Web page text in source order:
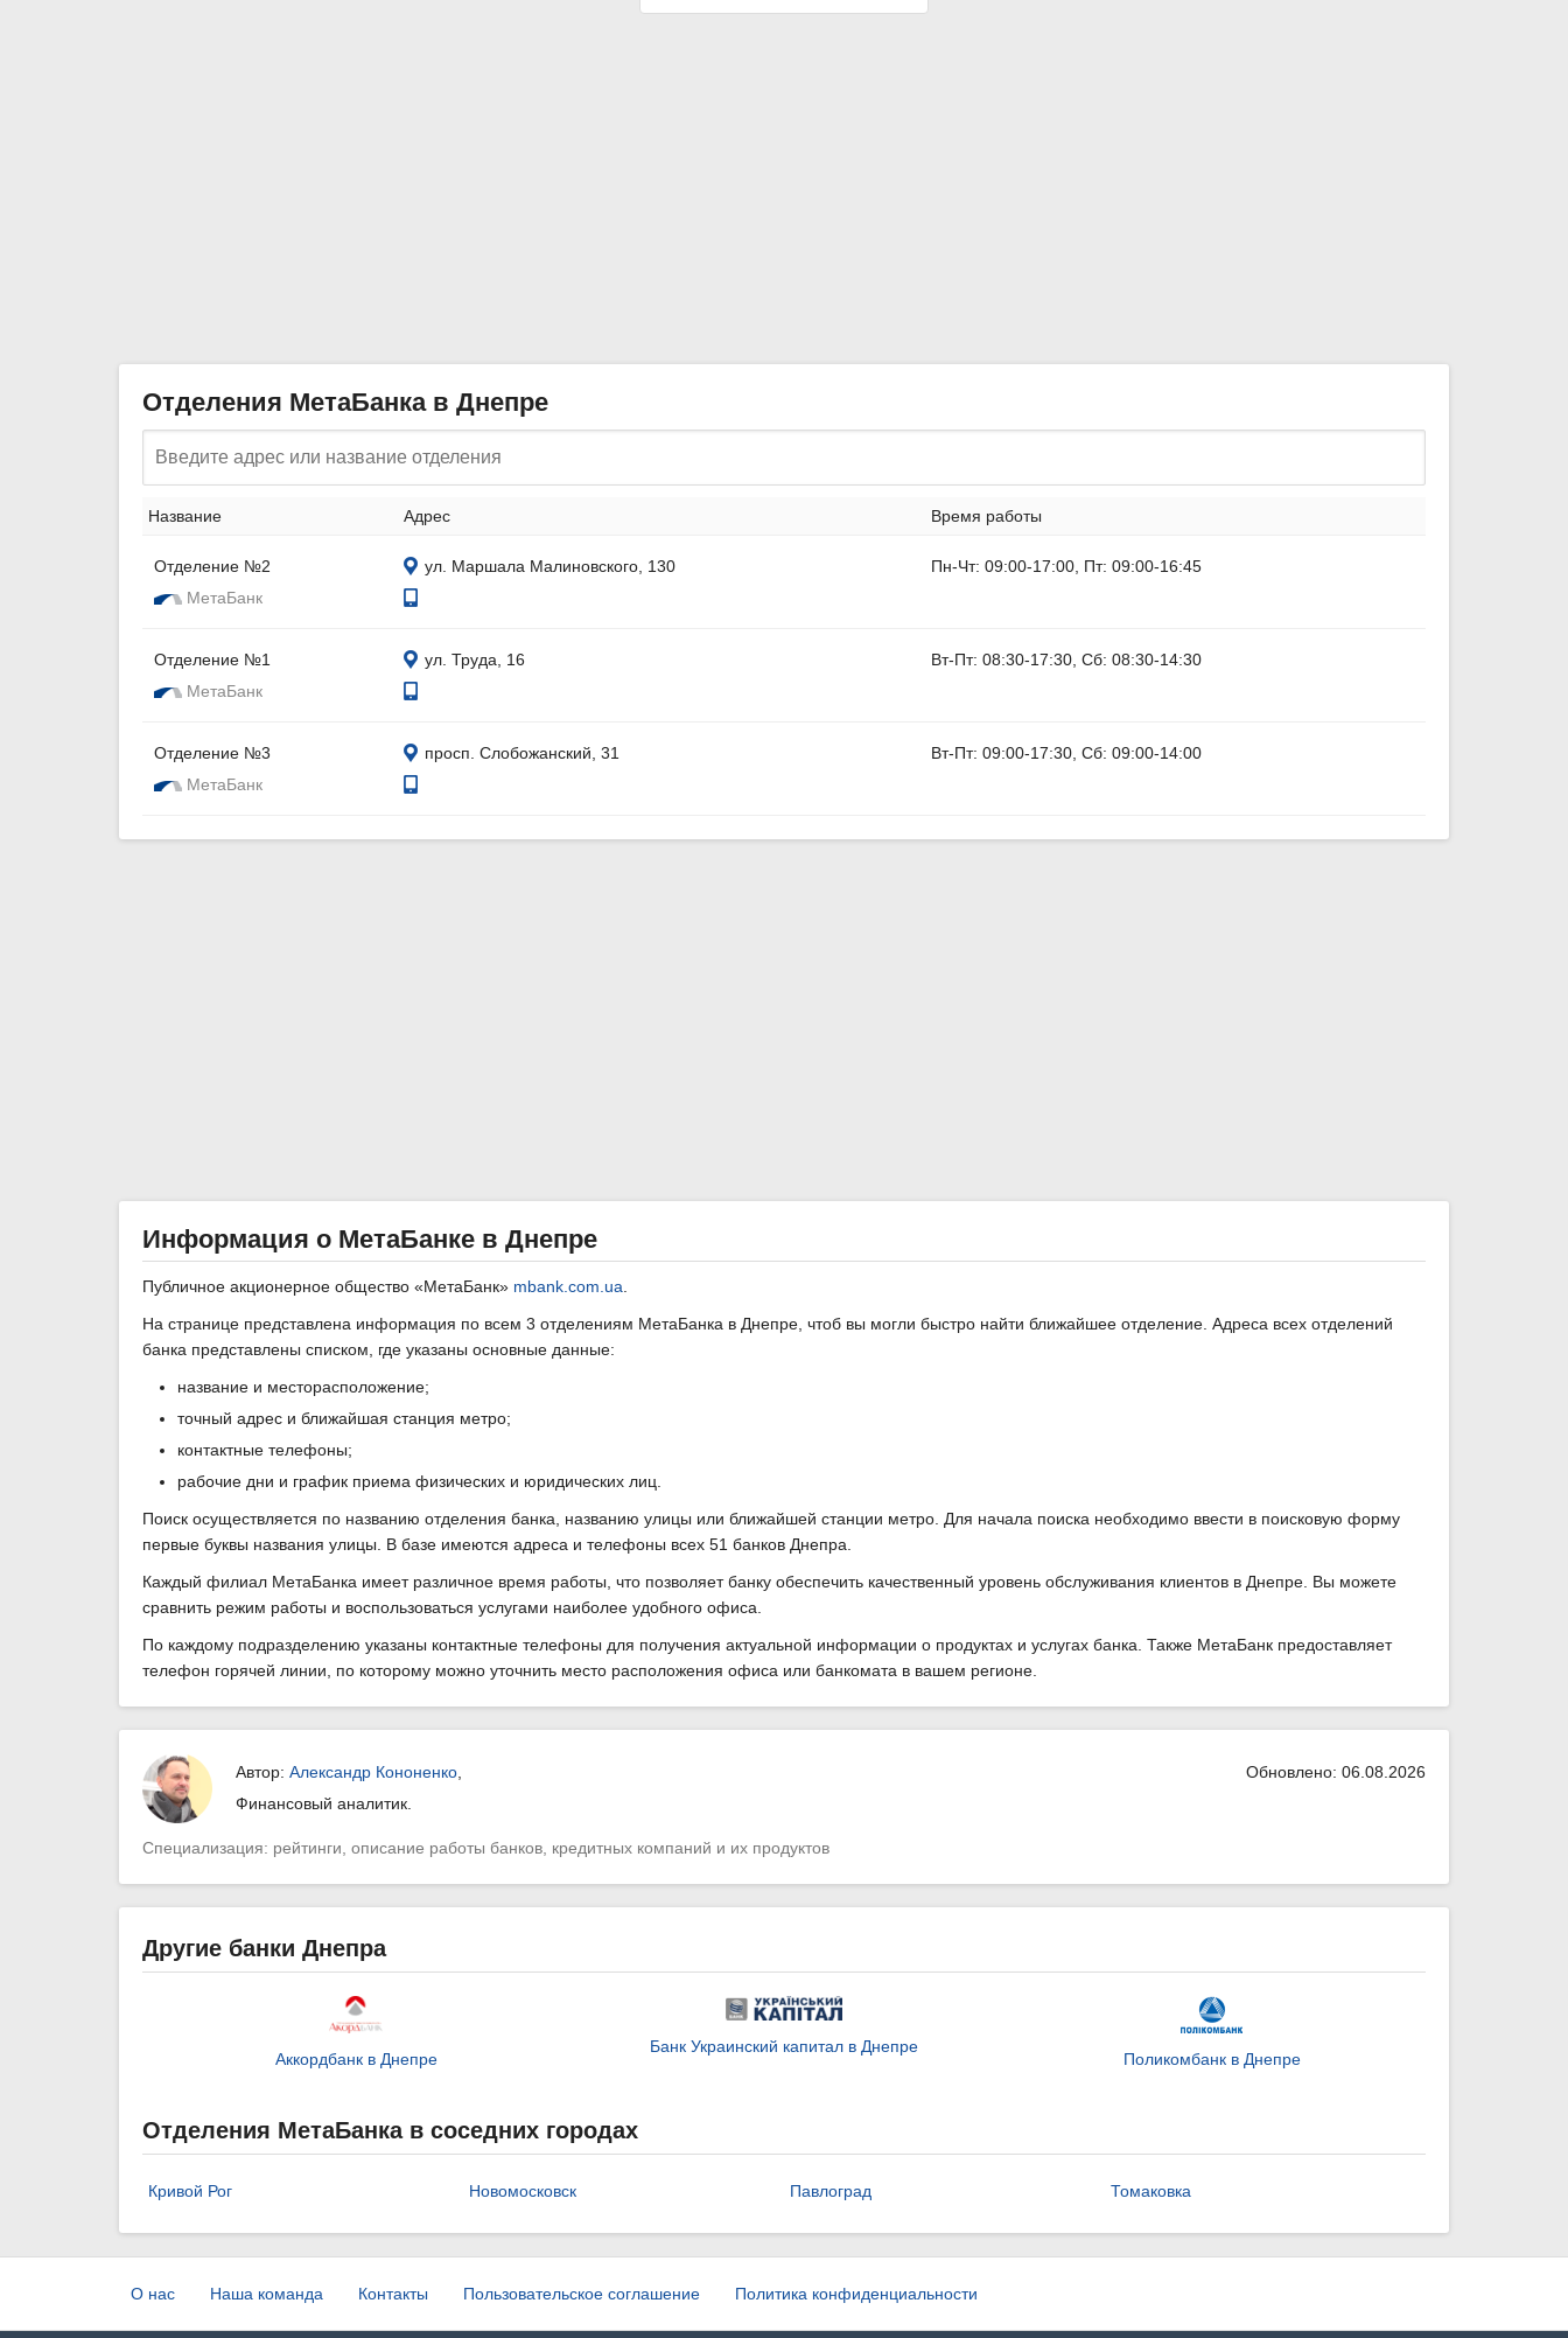
Отделения МетаБанка в Днепре
Название Адрес Время работы
Отделение №2
МетаБанк
ул. Маршала Малиновского, 130 Пн-Чт: 09:00-17:00, Пт: 09:00-16:45
Отделение №1
МетаБанк
ул. Труда, 16 Вт-Пт: 08:30-17:30, Сб: 08:30-14:30
Отделение №3
МетаБанк
просп. Слобожанский, 31 Вт-Пт: 09:00-17:30, Сб: 09:00-14:00
Информация о МетаБанке в Днепре
Публичное акционерное общество «МетаБанк» mbank.com.ua
На странице представлена информация по всем 3 отделениям МетаБанка в Днепре, чтоб вы могли быстро найти ближайшее отделение. Адреса всех отделений
банка представлены списком, где указаны основные данные:
название и месторасположение;
точный адрес и ближайшая станция метро;
контактные телефоны;
рабочие дни и график приема физических и юридических лиц.
Поиск осуществляется по названию отделения банка, названию улицы или ближайшей станции метро. Для начала поиска необходимо ввести в поисковую форму
первые буквы названия улицы. В базе имеются адреса и телефоны всех 51 банков Днепра.
Каждый филиал МетаБанка имеет различное время работы, что позволяет банку обеспечить качественный уровень обслуживания клиентов в Днепре. Вы можете
сравнить режим работы и воспользоваться услугами наиболее удобного офиса.
По каждому подразделению указаны контактные телефоны для получения актуальной информации о продуктах и услугах банка. Также МетаБанк предоставляет
телефон горячей линии, по которому можно уточнить место расположения офиса или банкомата в вашем регионе.
Автор: Александр Кононенко
Финансовый аналитик.
Специализация: рейтинги, описание работы банков, кредитных компаний и их продуктов
Обновлено: 06.08.2026
Другие банки Днепра
Аккордбанк в Днепре
Банк Украинский капитал в Днепре
Поликомбанк в Днепре
Отделения МетаБанка в соседних городах
Кривой Рог Новомосковск Павлоград Томаковка
О нас Наша команда Контакты Пользовательское соглашение Политика конфиденциальности